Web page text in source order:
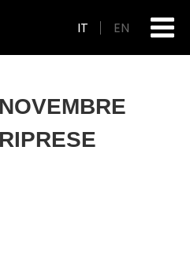
IT EN